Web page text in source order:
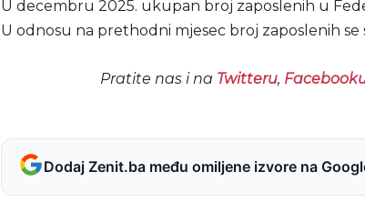
U decembru 2025. ukupan broj zaposlenih u
U odnosu na prethodni mjesec broj zaposlenih se
Pratite nas i na Twitteru,
Dodaj Zenit.ba među omiljene izvore na